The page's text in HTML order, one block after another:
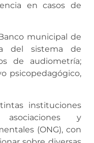
en casos de
municipal de
del sistema de
de audiometría;
psicopedagógico,
instituciones
asociaciones y
(ONG), con